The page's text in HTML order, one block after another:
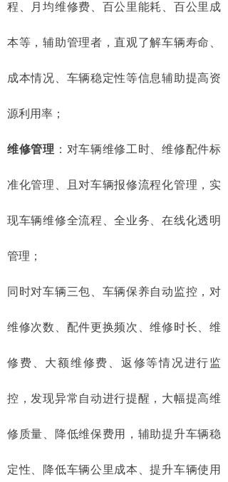
程、月均维修费、百公里能耗、百公里成
本等，辅助管理者，直观了解车辆寿命、
成本情况、车辆稳定性等信息辅助提高资
源利用率；
维修管理 ：对车辆维修工时、维修配件标
准化管理、且对车辆报修流程化管理，实
现车辆维修全流程、全业务、在线化透明
管理；
同时对车辆三包、车辆保养自动监控，对
维修次数、配件更换频次、维修时长、维
修费、大额维修费、返修等情况进行监
控，发现异常自动进行提醒，大幅提高维
修质量、降低维保费用，辅助提升车辆稳
定性、降低车辆公里成本、提升车辆使用